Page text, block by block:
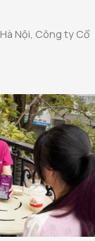
Nội, Công ty Cổ